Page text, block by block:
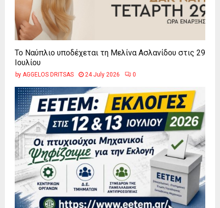
Το Ναύπλιο υποδέχεται τη Μελίνα Ασλανίδου στις 29
Ιουλίου
by AGGELOS DRITSAS 24 July 2026 0